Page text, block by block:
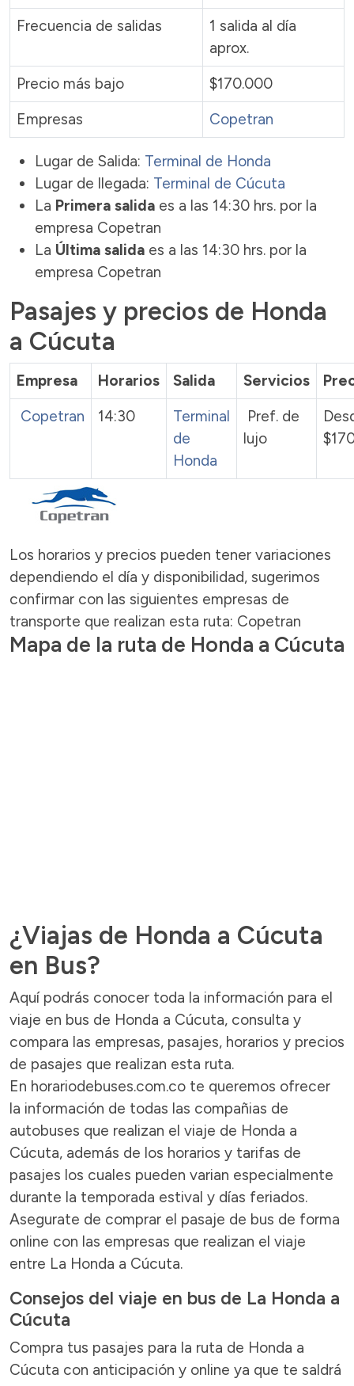
Frecuencia de salidas
1 salida al día
aprox.
Precio más bajo
$170.000
Empresas
Copetran
Lugar de Salida: Terminal de Honda
Lugar de llegada: Terminal de Cúcuta
La Primera salida es a las 14:30 hrs. por la
empresa Copetran
La Última salida es a las 14:30 hrs. por la
empresa Copetran
Pasajes y precios de Honda
a Cúcuta
Empresa Horarios Salida Servicios
Copetran
14:30
Terminal
de
Honda
Pref. de
lujo
Los horarios y precios pueden tener variaciones
dependiendo el día y disponibilidad, sugerimos
confirmar con las siguientes empresas de
transporte que realizan esta ruta: Copetran
Mapa de la ruta de Honda a Cúcuta
¿Viajas de Honda a Cúcuta
en Bus?
Aquí podrás conocer toda la información para el
viaje en bus de Honda a Cúcuta, consulta y
compara las empresas, pasajes, horarios y precios
de pasajes que realizan esta ruta.
En horariodebuses.com.co te queremos ofrecer
la información de todas las compañias de
autobuses que realizan el viaje de Honda a
Cúcuta, además de los horarios y tarifas de
pasajes los cuales pueden varian especialmente
durante la temporada estival y días feriados.
Asegurate de comprar el pasaje de bus de forma
online con las empresas que realizan el viaje
entre La Honda a Cúcuta.
Consejos del viaje en bus de La Honda a
Cúcuta
Compra tus pasajes para la ruta de Honda a
Cúcuta con anticipación y online ya que te saldrá